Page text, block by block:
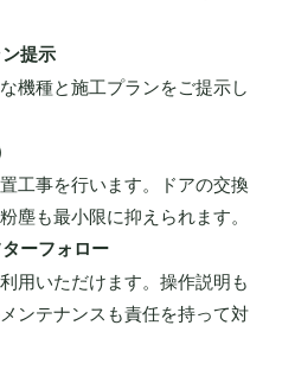
提示
機種と施工プランをご提示し
工事を行います。ドアの交換
塵も最小限に抑えられます。
ーフォロー
用いただけます。操作説明も
ンテナンスも責任を持って対